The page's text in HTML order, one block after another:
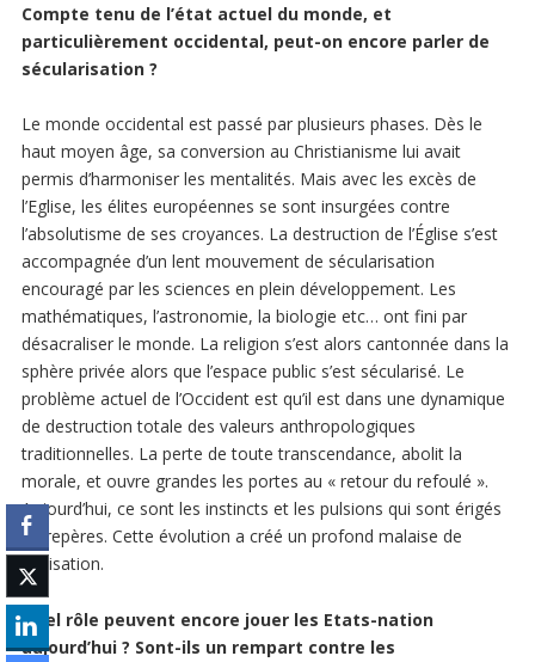
Compte tenu de l’état actuel du monde, et
particulièrement occidental, peut-on encore parler de
sécularisation ?
Le monde occidental est passé par plusieurs phases. Dès le
haut moyen âge, sa conversion au Christianisme lui avait
permis d’harmoniser les mentalités. Mais avec les excès de
l’Eglise, les élites européennes se sont insurgées contre
l’absolutisme de ses croyances. La destruction de l’Église s’est
accompagnée d’un lent mouvement de sécularisation
encouragé par les sciences en plein développement. Les
mathématiques, l’astronomie, la biologie etc… ont fini par
désacraliser le monde. La religion s’est alors cantonnée dans la
sphère privée alors que l’espace public s’est sécularisé. Le
problème actuel de l’Occident est qu’il est dans une dynamique
de destruction totale des valeurs anthropologiques
traditionnelles. La perte de toute transcendance, abolit la
morale, et ouvre grandes les portes au « retour du refoulé ».
Aujourd’hui, ce sont les instincts et les pulsions qui sont érigés
en repères. Cette évolution a créé un profond malaise de
civilisation.
Quel rôle peuvent encore jouer les Etats-nation
aujourd’hui ? Sont-ils un rempart contre les